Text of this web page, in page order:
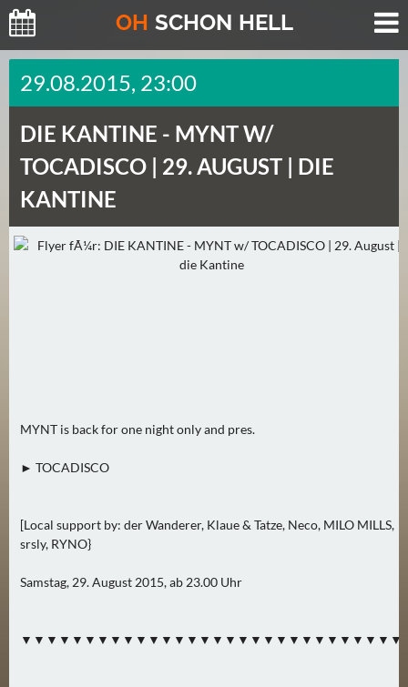
OH SCHON HELL
H
E
T
E
(
2
)
2
B
E
R
R
29.08.2015, 23:00
DIE KANTINE - MYNT W/
TOCADISCO | 29. AUGUST | DIE
KANTINE
MYNT is back for one night only and pres.
► TOCADISCO
[Local support by: der Wanderer, Klaue & Tatze, Neco, MILO MILLS,
srsly, RYNO}
Samstag, 29. August 2015, ab 23.00 Uhr
▼▼▼▼▼▼▼▼▼▼▼▼▼▼▼▼▼▼▼▼▼▼▼▼▼▼▼▼▼▼